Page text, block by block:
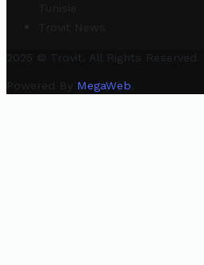
Tunisie
Trovit News
2025 © Trovit. All Rights Reserved.
Powered By MegaWeb